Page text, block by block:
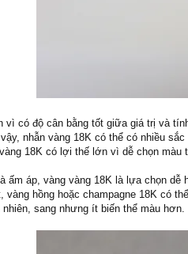
vì có độ cân bằng tốt giữa giá trị và
nhẫn vàng 18K có thể có nhiều
18K có lợi thế lớn vì dễ chọn màu
ấm áp, vàng vàng 18K là lựa chọn
vàng hồng hoặc champagne 18K có
sang nhưng ít biến thể màu hơn.